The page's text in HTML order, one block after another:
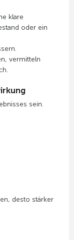
klare
oder ein
vermitteln
sein.
desto stärker